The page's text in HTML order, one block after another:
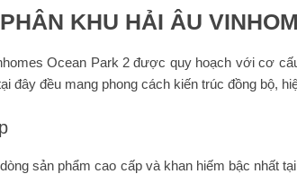
KHU HẢI ÂU
Ocean Park 2 được quy hoạch với cơ
đây đều mang phong cách kiến trúc đồng bộ,
sản phẩm cao cấp và khan hiếm bậc nhất